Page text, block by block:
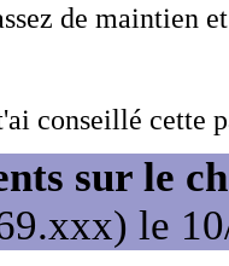
de maintien
conseillé cette
sur le
le